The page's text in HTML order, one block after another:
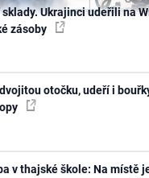
Ukrajinci udeřili na
zásoby
otočku, udeří i
v thajské škole: Na místě